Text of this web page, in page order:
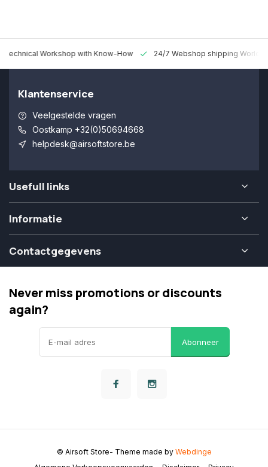
Technical Workshop with Know-How 24/7 Webshop shipping
Klantenservice
Veelgestelde vragen
Oostkamp +32(0)50694668
helpdesk@airsoftstore.be
Usefull links
Informatie
Contactgegevens
Never miss promotions or discounts
again?
Abonneer
© Airsoft Store- Theme made by Webdinge